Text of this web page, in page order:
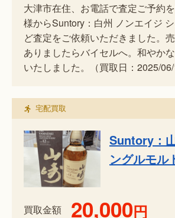
大津市在住、お電話で査定ご予約
様からSuntory：白州 ノンエイジ
ど査定をご依頼いただきました。
ありましたらバイセルへ。和やか
いたしました。（買取日：2025/06/
宅配買取
Suntory：
ングルモル
買取金額 20,000円